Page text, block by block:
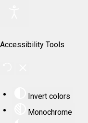
Accessibility Tools
Invert colors
Monochrome